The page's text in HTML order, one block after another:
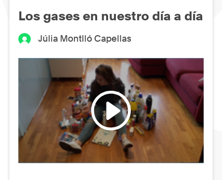
Los gases en nuestro día a día
Júlia Montlló Capellas